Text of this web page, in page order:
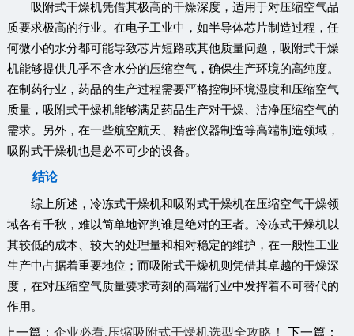
吸附式干燥机凭借其极高的干燥深度，适用于对压缩空气品
质要求极高的行业。在电子工业中，如半导体芯片制造过程，任
何微小的水分都可能导致芯片短路或其他质量问题，吸附式干燥
机能够提供几乎不含水分的压缩空气，确保生产环境的高纯度。
在制药行业，药品的生产过程需要严格控制环境湿度和压缩空气
质量，吸附式干燥机能够满足药品生产对干燥、洁净压缩空气的
需求。另外，在一些航空航天、精密仪器制造等高端制造领域，
吸附式干燥机也是必不可少的设备。
结论
综上所述，冷冻式干燥机和吸附式干燥机在压缩空气干燥领
域各有千秋，难以简单地评判谁是绝对的王者。冷冻式干燥机以
其较低的成本、较大的处理量和相对稳定的维护，在一般性工业
生产中占据着重要地位；而吸附式干燥机则凭借其卓越的干燥深
度，在对压缩空气质量要求苛刻的高端行业中发挥着不可替代的
作用。
上一篇：企业必看,压缩吸附式干燥机选型全攻略！
下一篇：